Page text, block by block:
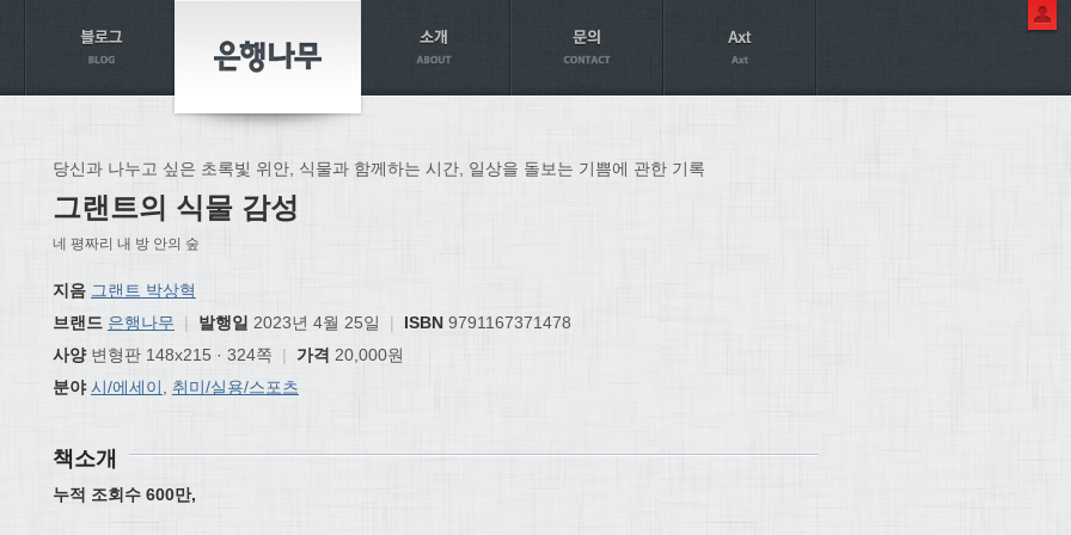
당신과 나누고 싶은 초록빛 위안, 식물과 함께하는 시간, 일상을 돌보는 기쁨에 관한 기록
그랜트의 식물 감성
네 평짜리 내 방 안의 숲
지음 그랜트 박상혁
브랜드 은행나무 | 발행일 2023년 4월 25일 | ISBN 9791167371478
사양변형판 148x215 · 324쪽 | 가격 20,000원
분야 시/에세이 취미/실용/스포츠
책소개
누적 조회수 600만,